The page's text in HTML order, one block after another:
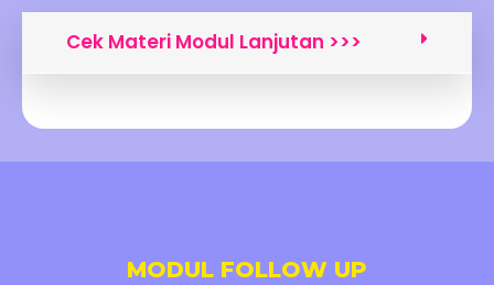
Cek Materi Modul Lanjutan >>>
MODUL FOLLOW UP